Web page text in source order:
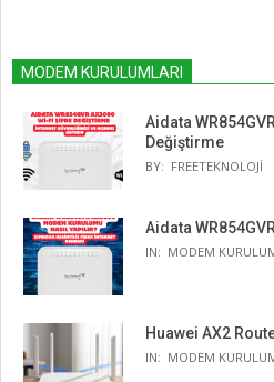
MODEM KURULUMLARI
Aidata
Değiştirme
BY: FREETEKNOLOJI
Aidata
IN: MODEM
Huawei AX2
IN: MODEM